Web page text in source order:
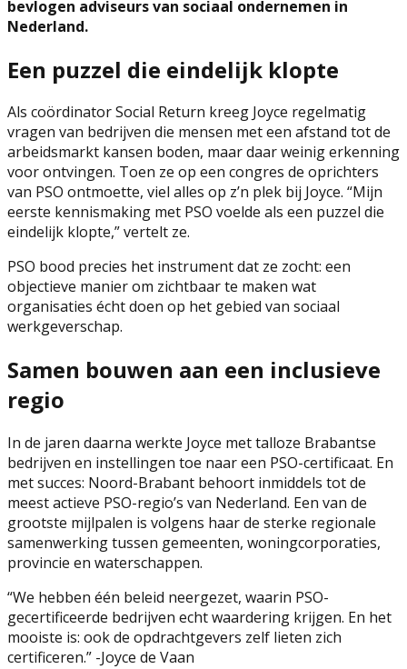
bevlogen adviseurs van sociaal ondernemen in
Nederland.
Een puzzel die eindelijk klopte
Als coördinator Social Return kreeg Joyce regelmatig
vragen van bedrijven die mensen met een afstand tot de
arbeidsmarkt kansen boden, maar daar weinig erkenning
voor ontvingen. Toen ze op een congres de oprichters
van PSO ontmoette, viel alles op z’n plek bij Joyce. “Mijn
eerste kennismaking met PSO voelde als een puzzel die
eindelijk klopte,” vertelt ze.
PSO bood precies het instrument dat ze zocht: een
objectieve manier om zichtbaar te maken wat
organisaties écht doen op het gebied van sociaal
werkgeverschap.
Samen bouwen aan een inclusieve
regio
In de jaren daarna werkte Joyce met talloze Brabantse
bedrijven en instellingen toe naar een PSO-certificaat. En
met succes: Noord-Brabant behoort inmiddels tot de
meest actieve PSO-regio’s van Nederland. Een van de
grootste mijlpalen is volgens haar de sterke regionale
samenwerking tussen gemeenten, woningcorporaties,
provincie en waterschappen.
“We hebben één beleid neergezet, waarin PSO-
gecertificeerde bedrijven echt waardering krijgen. En het
mooiste is: ook de opdrachtgevers zelf lieten zich
certificeren.” -Joyce de Vaan